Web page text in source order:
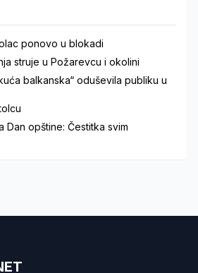
ponovo u blokadi
struje u Požarevcu i okolini
balkanska“ oduševila publiku u
Dan opštine: Čestitka svim